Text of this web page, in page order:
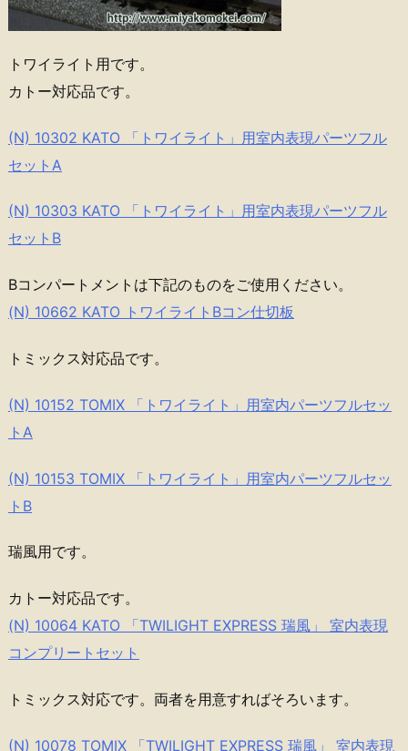
トワイライト用です。
カトー対応品です。
(N) 10302 KATO 「トワイライト」用室内表現パーツフル
セットA
(N) 10303 KATO 「トワイライト」用室内表現パーツフル
セットB
Bコンパートメントは下記のものをご使用ください。
(N) 10662 KATO トワイライトBコン仕切板
トミックス対応品です。
(N) 10152 TOMIX 「トワイライト」用室内パーツフルセッ
トA
(N) 10153 TOMIX 「トワイライト」用室内パーツフルセッ
トB
瑞風用です。
カトー対応品です。
(N) 10064 KATO 「TWILIGHT EXPRESS 瑞風」 室内表現
コンプリートセット
トミックス対応です。両者を用意すればそろいます。
(N) 10078 TOMIX 「TWILIGHT EXPRESS 瑞風」 室内表現